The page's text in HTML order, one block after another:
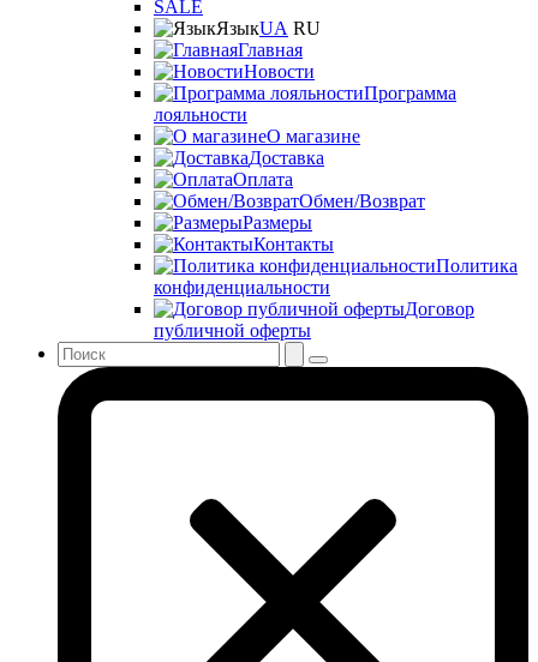
SALE
ЯзыкUA RU
Главная
Новости
Программа
лояльности
О магазине
Доставка
Оплата
Обмен/Возврат
Размеры
Контакты
Политика
конфиденциальности
Договор
публичной оферты